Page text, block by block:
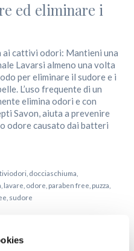
ed eliminare i
ai cattivi odori: Mantieni una
Lavarsi almeno una volta
per eliminare il sudore e i
L’uso frequente di un
elimina odori e con
Savon, aiuta a prevenire
odore causato dai batteri
docciaschiuma
lavare odore paraben free puzza
sudore